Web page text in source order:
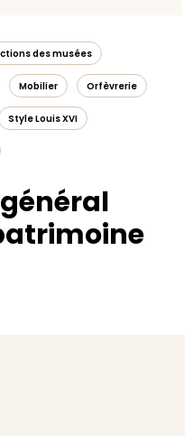
des musées
Mobilier Orfèvrerie
Style Louis XVI